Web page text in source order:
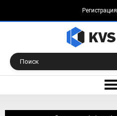
Регистрация